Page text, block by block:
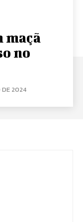
maçã
no
DE 2024